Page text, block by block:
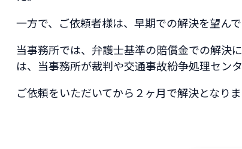
一方で、ご依頼者様は、早期での解決を望ん
当事務所では、弁護士基準の賠償金での解決
は、当事務所が裁判や交通事故紛争処理セン
ご依頼をいただいてから２ヶ月で解決となり